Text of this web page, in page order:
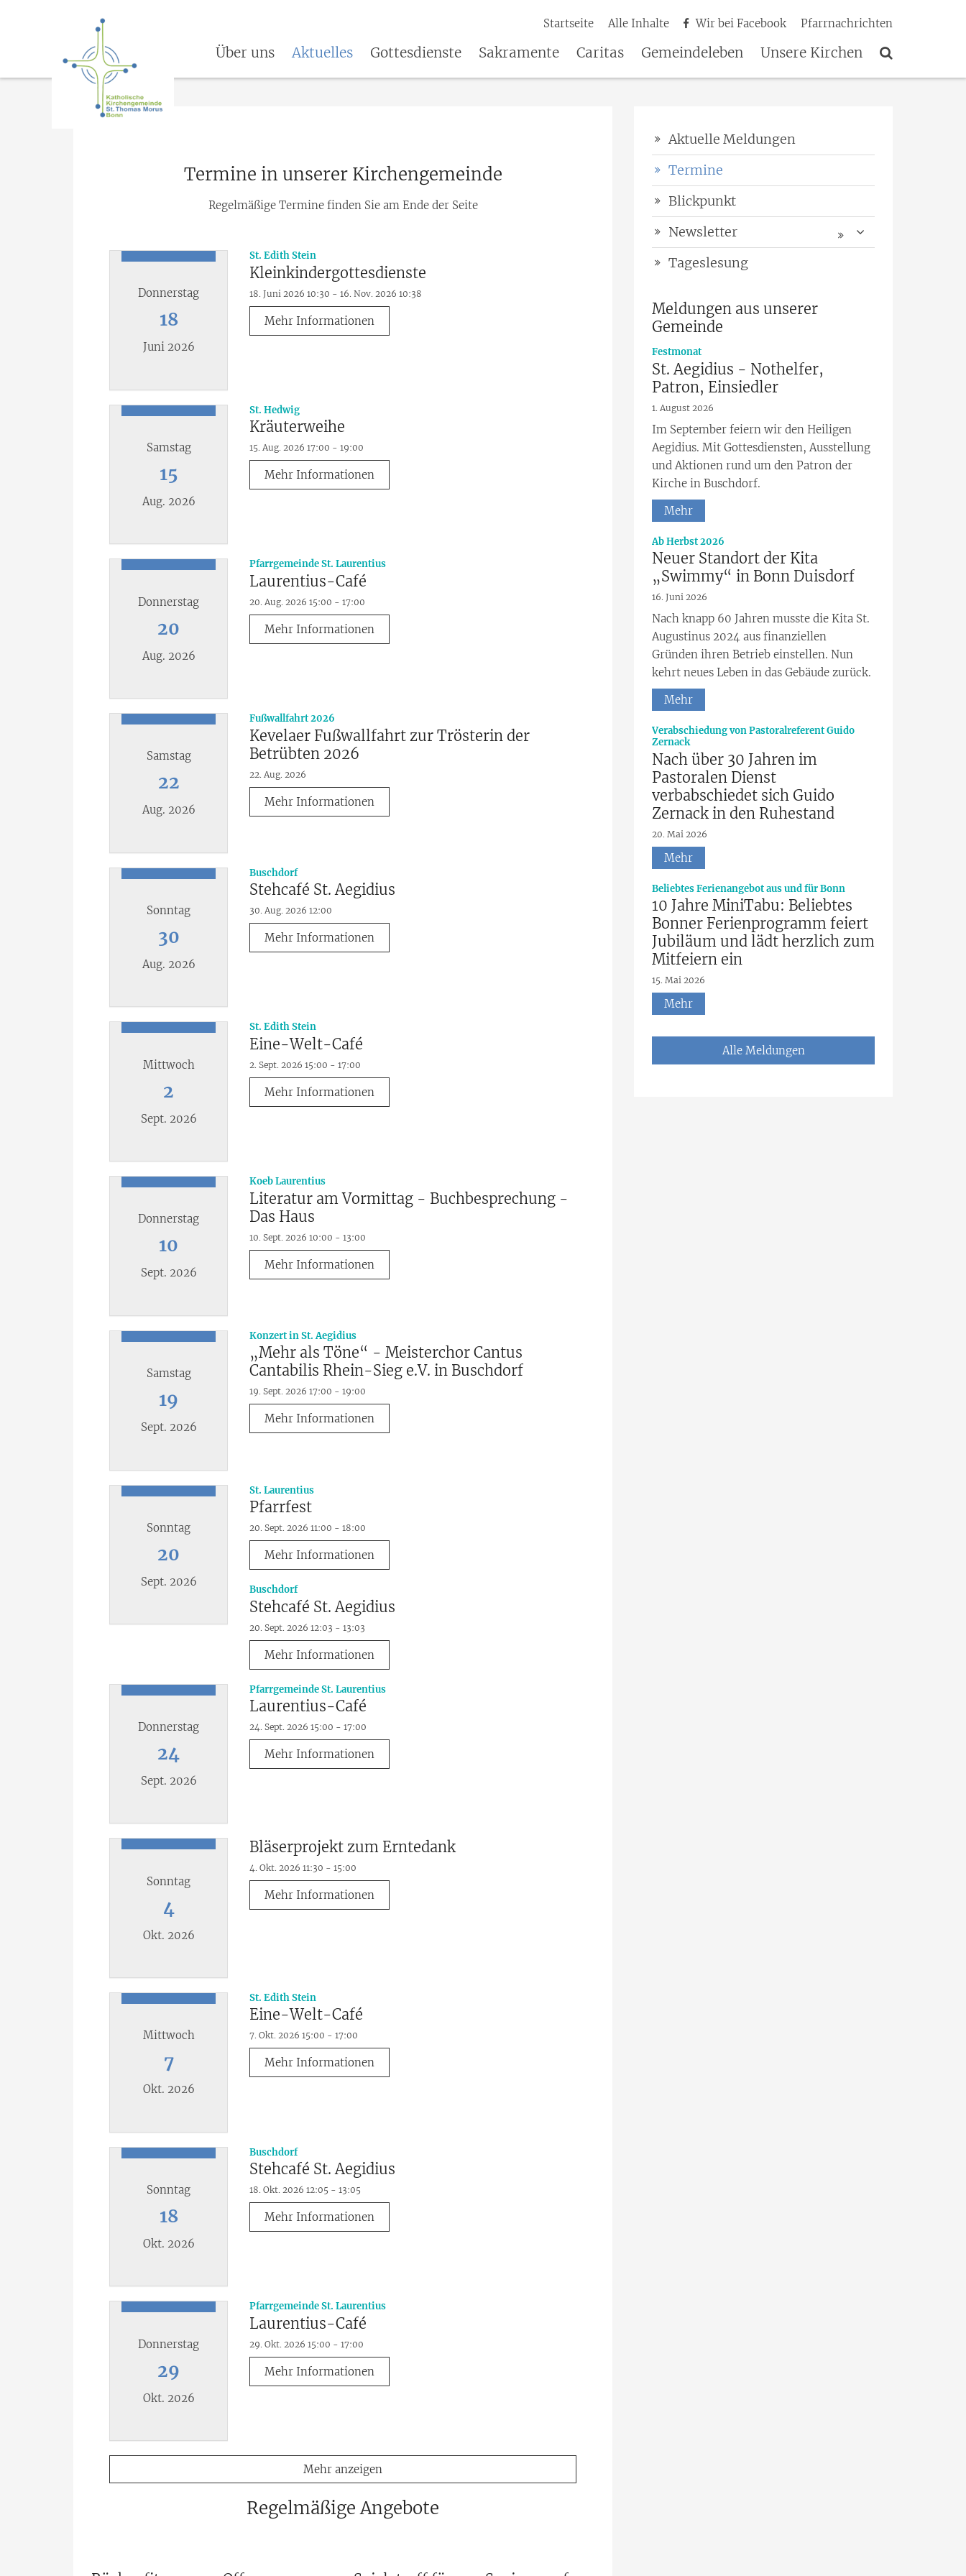
Startseite Alle Inhalte Wir bei Facebook Pfarrnachrichten
Über uns Aktuelles Gottesdienste Sakramente Caritas Gemeindeleben Unsere Kirchen
Termine in unserer Kirchengemeinde
Regelmäßige Termine finden Sie am Ende der Seite
Donnerstag
18
Juni 2026
St. Edith Stein
Kleinkindergottesdienste
18. Juni 2026 10:30 - 16. Nov. 2026 10:38
Mehr Informationen
Samstag
15
Aug. 2026
St. Hedwig:
Kräuterweihe
15. Aug. 2026 17:00 - 19:00
Mehr Informationen
Donnerstag
20
Aug. 2026
Pfarrgemeinde St. Laurentius:
Laurentius-Café
20. Aug. 2026 15:00 - 17:00
Mehr Informationen
Samstag
22
Aug. 2026
Fußwallfahrt 2026
Kevelaer Fußwallfahrt zur Trösterin der
Betrübten 2026
22. Aug. 2026
Mehr Informationen
Sonntag
30
Aug. 2026
Buschdorf:
Stehcafé St. Aegidius
30. Aug. 2026 12:00
Mehr Informationen
Mittwoch
2
Sept. 2026
St. Edith Stein:
Eine-Welt-Café
2. Sept. 2026 15:00 - 17:00
Mehr Informationen
Donnerstag
10
Sept. 2026
Koeb Laurentius:
Literatur am Vormittag - Buchbesprechung -
Das Haus
10. Sept. 2026 10:00 - 13:00
Mehr Informationen
Samstag
19
Sept. 2026
Konzert in St. Aegidius:
„Mehr als Töne“ - Meisterchor Cantus
Cantabilis Rhein-Sieg e.V. in Buschdorf
19. Sept. 2026 17:00 - 19:00
Mehr Informationen
Sonntag
20
Sept. 2026
Datum: 20. September 2026
St. Laurentius:
Pfarrfest
20. Sept. 2026 11:00 - 18:00
Mehr Informationen
Buschdorf:
Stehcafé St. Aegidius
20. Sept. 2026 12:03 - 13:03
Mehr Informationen
Donnerstag
24
Sept. 2026
Pfarrgemeinde St. Laurentius:
Laurentius-Café
24. Sept. 2026 15:00 - 17:00
Mehr Informationen
Sonntag
4
Okt. 2026
Bläserprojekt zum Erntedank
4. Okt. 2026 11:30 - 15:00
Mehr Informationen
Mittwoch
7
Okt. 2026
St. Edith Stein
Eine-Welt-Café
7. Okt. 2026 15:00 - 17:00
Mehr Informationen
Sonntag
18
Okt. 2026
Buschdorf:
Stehcafé St. Aegidius
18. Okt. 2026 12:05 - 13:05
Mehr Informationen
Donnerstag
29
Okt. 2026
Pfarrgemeinde St. Laurentius:
Laurentius-Café
29. Okt. 2026 15:00 - 17:00
Mehr Informationen
Mehr anzeigen
Regelmäßige Angebote
Aktuelle Meldungen
Termine
Blickpunkt
Newsletter
Tageslesung
Meldungen aus unserer
Gemeinde
Festmonat:
St. Aegidius - Nothelfer,
Patron, Einsiedler
1. August 2026
Im September feiern wir den Heiligen
Aegidius. Mit Gottesdiensten, Ausstellung
und Aktionen rund um den Patron der
Kirche in Buschdorf.
Mehr
Ab Herbst 2026
Neuer Standort der Kita
„Swimmy“ in Bonn Duisdorf
16. Juni 2026
Nach knapp 60 Jahren musste die Kita St.
Augustinus 2024 aus finanziellen
Gründen ihren Betrieb einstellen. Nun
kehrt neues Leben in das Gebäude zurück.
Mehr
Verabschiedung von Pastoralreferent Guido
Zernack:
Nach über 30 Jahren im
Pastoralen Dienst
verbabschiedet sich Guido
Zernack in den Ruhestand
20. Mai 2026
Mehr
Beliebtes Ferienangebot aus und für Bonn
10 Jahre MiniTabu: Beliebtes
Bonner Ferienprogramm feiert
Jubiläum und lädt herzlich zum
Mitfeiern ein
15. Mai 2026
Mehr
Alle Meldungen